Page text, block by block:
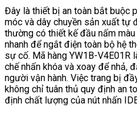
Đây là thiết bị an toàn bắt buộc
móc và dây chuyền sản xuất tự
thường có thiết kế đầu nấm
nhanh để ngắt điện toàn bộ hệ
sự cố. Mã hàng YW1B-V4E01R
chế nhấn khóa và xoay để nhả,
người vận hành. Việc trang bị
không chỉ tuân thủ quy định an
định chất lượng của nút nhấn